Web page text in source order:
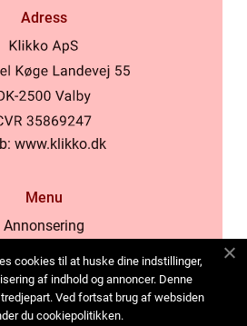
Adress
www.klikko.dk
Menu
Annonsering
Cookies
Kontakta oss
cookies til at huske dine indstillinger,
af indhold og annoncer. Denne
Ved fortsat brug af websiden
du cookiepolitikken.